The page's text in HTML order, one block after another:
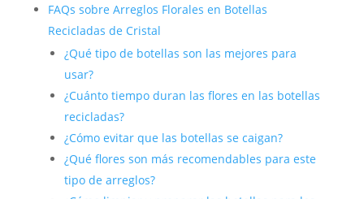
FAQs sobre Arreglos Florales en Botellas
Recicladas de Cristal
¿Qué tipo de botellas son las mejores para
usar?
¿Cuánto tiempo duran las flores en las botellas
recicladas?
¿Cómo evitar que las botellas se caigan?
¿Qué flores son más recomendables para este
tipo de arreglos?